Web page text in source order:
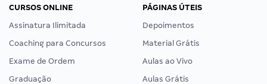
CURSOS ONLINE
Assinatura Ilimitada
Coaching para Concursos
Exame de Ordem
Graduação
PÁGINAS ÚTEIS
Depoimentos
Material Grátis
Aulas ao Vivo
Aulas Grátis